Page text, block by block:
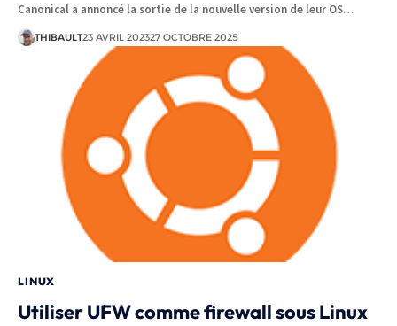
Canonical a annoncé la sortie de la nouvelle version de leur OS…
THIBAULT23 AVRIL 202327 OCTOBRE 2025
LINUX
Utiliser UFW comme firewall sous Linux